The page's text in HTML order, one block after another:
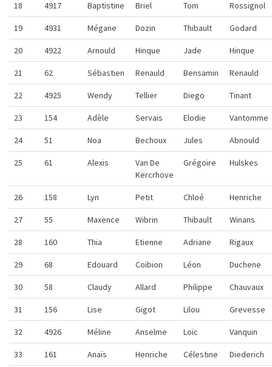
18 4917 Baptistine Briel Tom Rossignol
19 4931 Mégane Dozin Thibault Godard
20 4922 Arnould Hinque Jade Hinque
21 62 Sébastien Renauld Bensamin Renauld
22 4925 Wendy Tellier Diego Tinant
23 154 Adèle Servais Elodie Vantomme
24 51 Noa Bechoux Jules Abnould
25 61 Alexis
Van De
Kercrhove
Grégoire Hulskes
26 158 Lyn Petit Chloé Henriche
27 55 Maxence Wibrin Thibault Winans
28 160 Thia Etienne Adriane Rigaux
29 68 Edouard Coibion Léon Duchene
30 58 Claudy Allard Philippe Chauvaux
31 156 Lise Gigot Lilou Grevesse
32 4926 Méline Anselme Loïc Vanquin
33 161 Anaïs Henriche Célestine Diederich